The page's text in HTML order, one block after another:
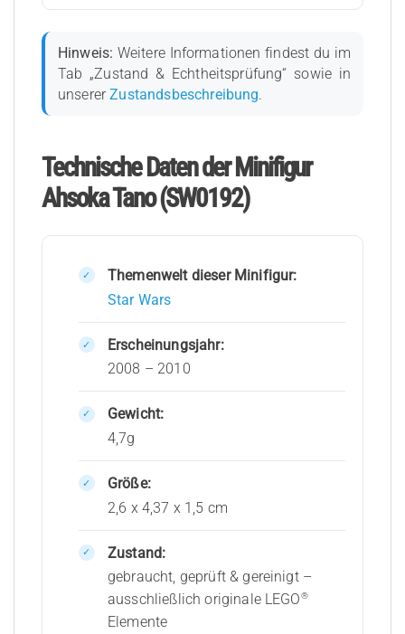
Hinweis: Weitere Informationen findest du im
Tab „Zustand & Echtheitsprüfung“ sowie in
unsererZustandsbeschreibung.
Technische Daten der Minifigur
Ahsoka Tano (SW0192)
Themenwelt dieser Minifigur:
Star Wars
Erscheinungsjahr:
2008 – 2010
Gewicht:
4,7g
Größe:
2,6 x 4,37 x 1,5 cm
Zustand:
gebraucht, geprüft & gereinigt –
ausschließlich originale LEGO®
Elemente